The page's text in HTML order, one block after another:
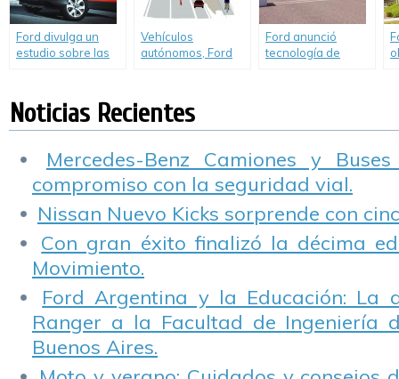
Ford divulga un
estudio sobre las
consumidores de
automóviles.
Vehículos
autónomos, Ford
Ford anunció
tecnología de
Noticias Recientes
Mercedes-Benz Camiones y
compromiso con la seguridad vial.
Nissan Nuevo Kicks sorprende con
Con gran éxito finalizó la décima
Movimiento.
Ford Argentina y la Educación: La
Ranger a la Facultad de Ingeniería
Buenos Aires.